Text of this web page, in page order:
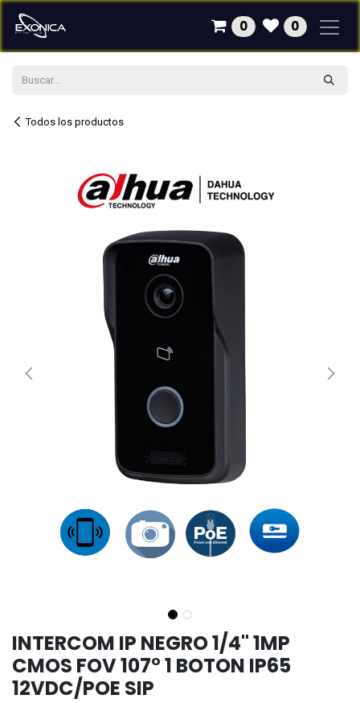
Ir al contenido
0 0
Todos los productos
INTERCOM IP NEGRO 1/4" 1MP
CMOS FOV 107° 1 BOTON IP65
12VDC/POE SIP